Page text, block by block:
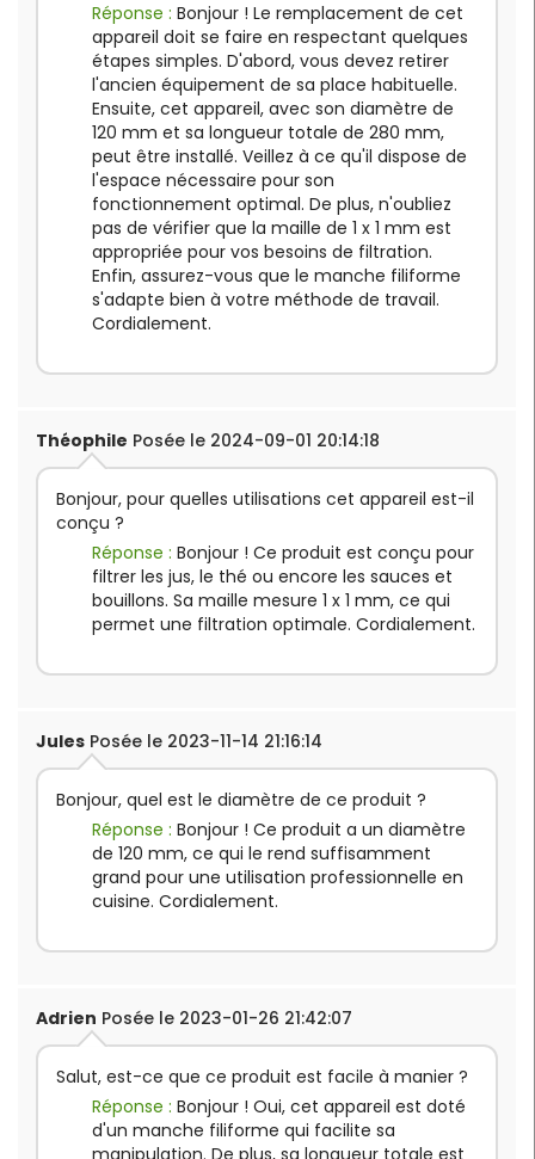
Réponse : Bonjour ! Le remplacement de cet
appareil doit se faire en respectant quelques
étapes simples. D'abord, vous devez retirer
l'ancien équipement de sa place habituelle.
Ensuite, cet appareil, avec son diamètre de
120 mm et sa longueur totale de 280 mm,
peut être installé. Veillez à ce qu'il dispose de
l'espace nécessaire pour son
fonctionnement optimal. De plus, n'oubliez
pas de vérifier que la maille de 1 x 1 mm est
appropriée pour vos besoins de filtration.
Enfin, assurez-vous que le manche filiforme
s'adapte bien à votre méthode de travail.
Cordialement.
Théophile Posée le 2024-09-01 20:14:18
Bonjour, pour quelles utilisations cet appareil est-il
conçu ?
Réponse : Bonjour ! Ce produit est conçu pour
filtrer les jus, le thé ou encore les sauces et
bouillons. Sa maille mesure 1 x 1 mm, ce qui
permet une filtration optimale. Cordialement.
Jules Posée le 2023-11-14 21:16:14
Bonjour, quel est le diamètre de ce produit ?
Réponse : Bonjour ! Ce produit a un diamètre
de 120 mm, ce qui le rend suffisamment
grand pour une utilisation professionnelle en
cuisine. Cordialement.
Adrien Posée le 2023-01-26 21:42:07
Salut, est-ce que ce produit est facile à manier ?
Réponse : Bonjour ! Oui, cet appareil est doté
d'un manche filiforme qui facilite sa